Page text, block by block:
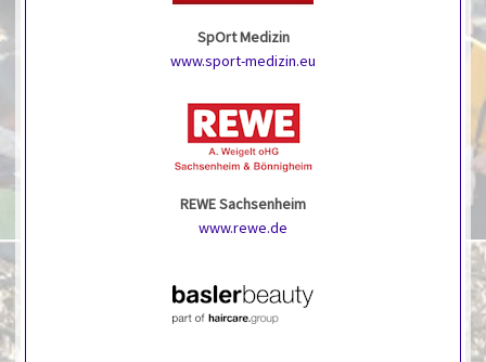
SpOrt Medizin
www.sport-medizin.eu
REWE Sachsenheim
www.rewe.de